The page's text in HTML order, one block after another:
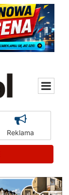
Reklama